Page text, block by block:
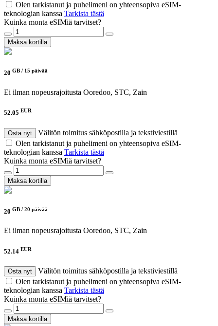
Olen tarkistanut ja puhelimeni on yhteensopiva eSIM-
teknologian kanssa Tarkista tästä
Kuinka monta eSIMiä tarvitset?
Maksa kortilla
20 GB / 15 päivää
Ei ilman nopeusrajoitusta Ooredoo, STC, Zain
52.05 EUR
Osta nyt
Välitön toimitus sähköpostilla ja tekstiviestillä
Olen tarkistanut ja puhelimeni on yhteensopiva eSIM-
teknologian kanssa Tarkista tästä
Kuinka monta eSIMiä tarvitset?
Maksa kortilla
20 GB / 20 päivää
Ei ilman nopeusrajoitusta Ooredoo, STC, Zain
52.14 EUR
Osta nyt
Välitön toimitus sähköpostilla ja tekstiviestillä
Olen tarkistanut ja puhelimeni on yhteensopiva eSIM-
teknologian kanssa Tarkista tästä
Kuinka monta eSIMiä tarvitset?
Maksa kortilla